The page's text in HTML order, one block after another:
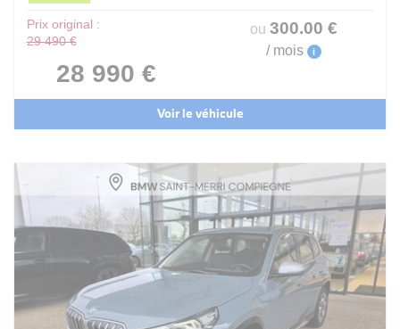
Prix original :
29 490 €
28 990 €
ou 300.00 €
/ mois i
Voir le véhicule